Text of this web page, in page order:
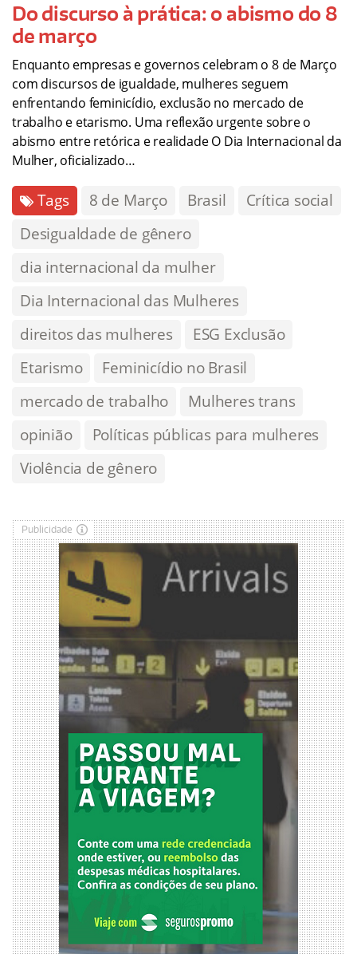
Do discurso à prática: o abismo do 8
de março
Enquanto empresas e governos celebram o 8 de Março
com discursos de igualdade, mulheres seguem
enfrentando feminicídio, exclusão no mercado de
trabalho e etarismo. Uma reflexão urgente sobre o
abismo entre retórica e realidade O Dia Internacional da
Mulher, oficializado…
Tags 8 de Março Brasil
Crítica social
Desigualdade de gênero
dia internacional da mulher
Dia Internacional das Mulheres
direitos das mulheres
ESG Exclusão
Etarismo
Feminicídio no Brasil
mercado de trabalho
Mulheres trans
opinião
Políticas públicas para mulheres
Violência de gênero
Publicidade